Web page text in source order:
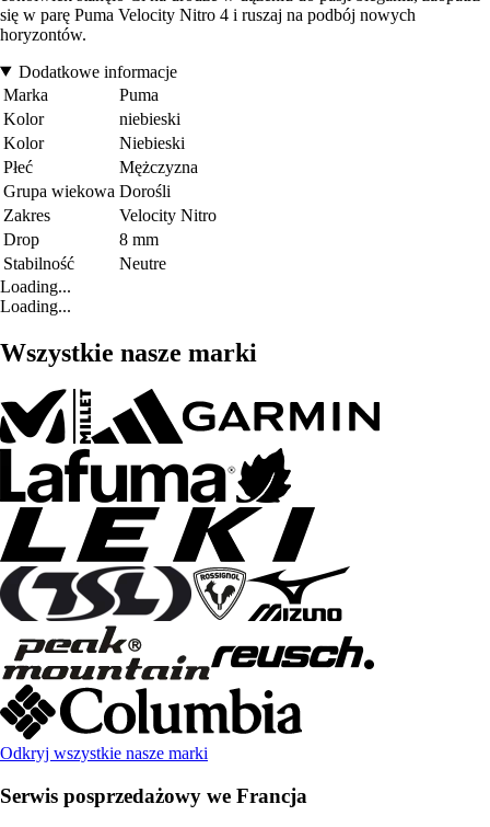
się w parę Puma Velocity Nitro 4 i ruszaj na podbój nowych
horyzontów.
Dodatkowe informacje
Marka
Puma
Kolor
niebieski
Kolor
Niebieski
Płeć
Mężczyzna
Grupa wiekowa Dorośli
Zakres
Velocity Nitro
Drop
8 mm
Stabilność
Neutre
Loading...
Loading...
Wszystkie nasze marki
Odkryj wszystkie nasze marki
Serwis posprzedażowy we Francja